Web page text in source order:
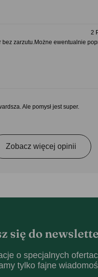
2
bez zarzutu.Możne ewentualnie
Ale pomysł jest super.
Zobacz więcej opinii
się do
o specjalnych
tylko fajne